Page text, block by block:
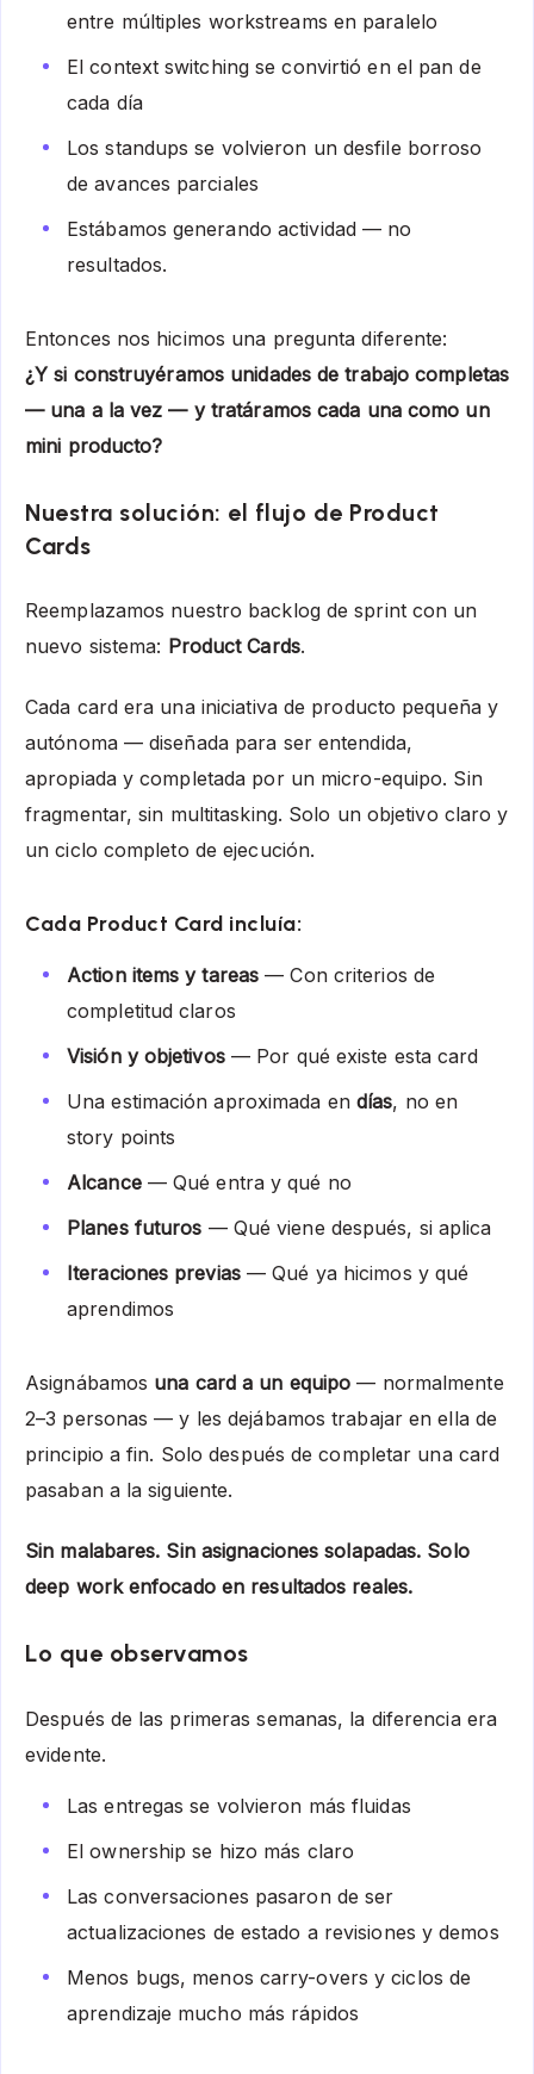
entre múltiples workstreams en paralelo
El context switching se convirtió en el pan de
cada día
Los standups se volvieron un desfile borroso
de avances parciales
Estábamos generando actividad — no
resultados.
Entonces nos hicimos una pregunta diferente:
¿Y si construyéramos unidades de trabajo completas
— una a la vez — y tratáramos cada una como un
mini producto?
Nuestra solución: el flujo de Product
Cards
Reemplazamos nuestro backlog de sprint con un
nuevo sistema: Product Cards.
Cada card era una iniciativa de producto pequeña y
autónoma — diseñada para ser entendida,
apropiada y completada por un micro-equipo. Sin
fragmentar, sin multitasking. Solo un objetivo claro y
un ciclo completo de ejecución.
Cada Product Card incluía:
Action items y tareas — Con criterios de
completitud claros
Visión y objetivos— Por qué existe esta card
Una estimación aproximada en días, no en
story points
Alcance— Qué entra y qué no
Planes futuros — Qué viene después, si aplica
Iteraciones previas— Qué ya hicimos y qué
aprendimos
Asignábamos una card a un equipo — normalmente
2–3 personas — y les dejábamos trabajar en ella de
principio a fin. Solo después de completar una card
pasaban a la siguiente.
Sin malabares. Sin asignaciones solapadas. Solo
deep work enfocado en resultados reales.
Lo que observamos
Después de las primeras semanas, la diferencia era
evidente.
Las entregas se volvieron más fluidas
El ownership se hizo más claro
Las conversaciones pasaron de ser
actualizaciones de estado a revisiones y demos
Menos bugs, menos carry-overs y ciclos de
aprendizaje mucho más rápidos